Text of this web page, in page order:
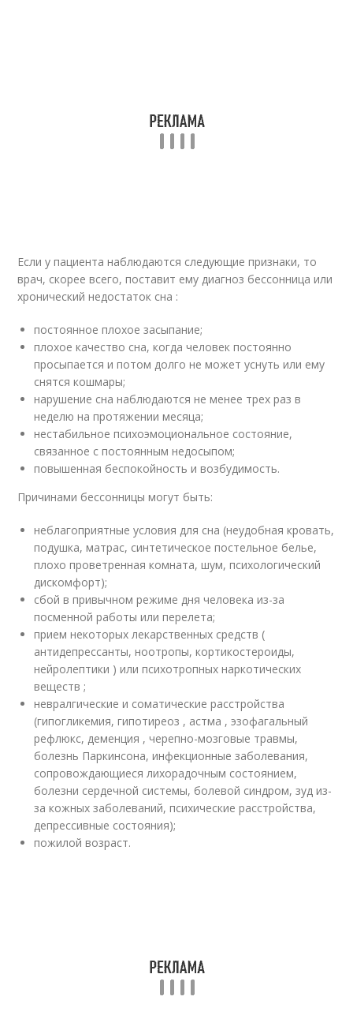
Если у пациента наблюдаются следующие признаки, то
врач, скорее всего, поставит ему диагноз бессонница или
хронический недостаток сна :
постоянное плохое засыпание;
плохое качество сна, когда человек постоянно
просыпается и потом долго не может уснуть или ему
снятся кошмары;
нарушение сна наблюдаются не менее трех раз в
неделю на протяжении месяца;
нестабильное психоэмоциональное состояние,
связанное с постоянным недосыпом;
повышенная беспокойность и возбудимость.
Причинами бессонницы могут быть:
неблагоприятные условия для сна (неудобная кровать,
подушка, матрас, синтетическое постельное белье,
плохо проветренная комната, шум, психологический
дискомфорт);
сбой в привычном режиме дня человека из-за
посменной работы или перелета;
прием некоторых лекарственных средств (
антидепрессанты, ноотропы, кортикостероиды,
нейролептики ) или психотропных наркотических
веществ ;
невралгические и соматические расстройства
(гипогликемия, гипотиреоз , астма , эзофагальный
рефлюкс, деменция , черепно-мозговые травмы,
болезнь Паркинсона, инфекционные заболевания,
сопровождающиеся лихорадочным состоянием,
болезни сердечной системы, болевой синдром, зуд из-
за кожных заболеваний, психические расстройства,
депрессивные состояния);
пожилой возраст.